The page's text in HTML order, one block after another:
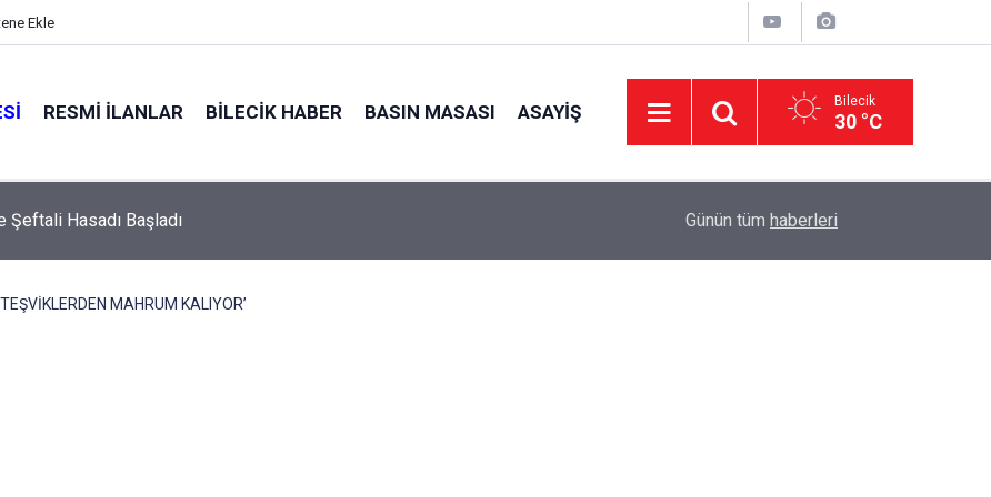
Ekle
RESMI İLANLAR BILECIK HABER BASIN MASASI ASAYIŞ Bilecik
30 °C
Bozüyük ve Merkez Teşkilatları Belli Oldu Türkiye İkincisinden Müdür Demir’e Ziyaret
Günün tüm haberleri
MAHRUM KALIYOR’